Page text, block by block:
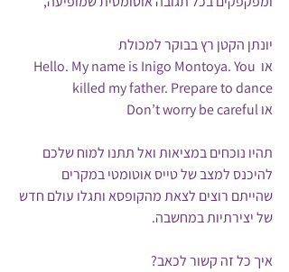
יונתן הקטן רץ בבוקר למכולת
או Hello. My name is Inigo Montoya. You
killed my father. Prepare to dance
או Don’t worry be careful
תהיו נוכחים במציאות ואל תתנו למוח שלכם
להיכנס למצב של טייס אוטומטי במקרים
שהייתם רוצים לצאת מהקופסא ותגלו עולם חדש
של יצירתיות במחשבה.
איך כל זה קשור לכאב?